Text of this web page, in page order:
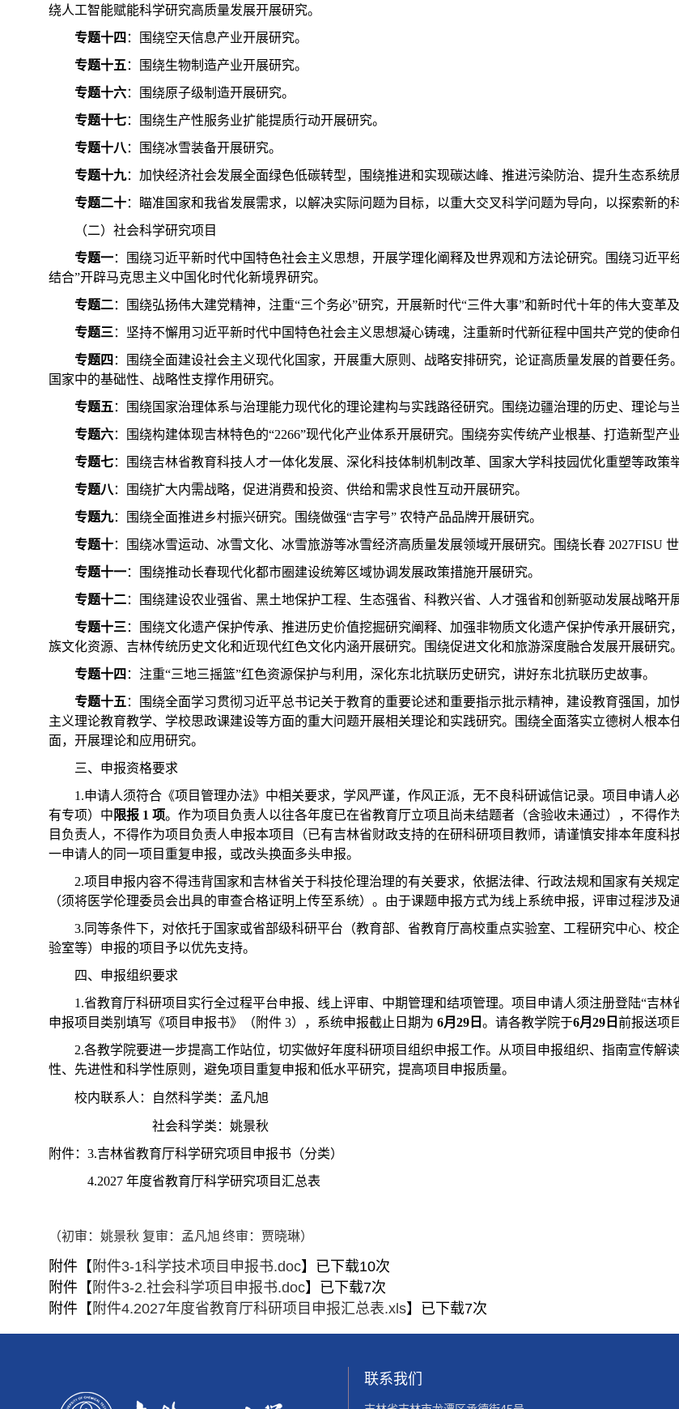
绕人工智能赋能科学研究高质量发展开展研究。
专题十四 ：围绕空天信息产业开展研究。
专题十五 ：围绕生物制造产业开展研究。
专题十六：围绕原子级制造开展研究。
专题十七：围绕生产性服务业扩能提质行动开展研究。
专题十八 ：围绕冰雪装备开展研究。
专题十九：加快经济社会发展全面绿色低碳转型，围绕推进和实现碳达峰、推进污染防治、提升生态系统
专题二十：瞄准国家和我省发展需求，以解决实际问题为目标，以重大交叉科学问题为导向，以探索新的
（二）社会科学研究项目
专题一：围绕习近平新时代中国特色社会主义思想，开展学理化阐释及世界观和方法论研究。围绕习近
结合”开辟马克思主义中国化时代化新境界研究。
专题二：围绕弘扬伟大建党精神，注重“三个务必”研究，开展新时代“三件大事”和新时代十年的伟大变革
专题三：坚持不懈用习近平新时代中国特色社会主义思想凝心铸魂，注重新时代新征程中国共产党的使命
专题四 ：围绕全面建设社会主义现代化国家，开展重大原则、战略安排研究，论证高质量发展的首要任
国家中的基础性、战略性支撑作用研究。
专题五 ：围绕国家治理体系与治理能力现代化的理论建构与实践路径研究。围绕边疆治理的历史、理论与
专题六：围绕构建体现吉林特色的“2266”现代化产业体系开展研究。围绕夯实传统产业根基、打造新型产
专题七：围绕吉林省教育科技人才一体化发展、深化科技体制机制改革、国家大学科技园优化重塑等政策
专题八 ：围绕扩大内需战略，促进消费和投资、供给和需求良性互动开展研究。
专题九：围绕全面推进乡村振兴研究。围绕做强“吉字号” 农特产品品牌开展研究。
专题十：围绕冰雪运动、冰雪文化、冰雪旅游等冰雪经济高质量发展领域开展研究。围绕长春 2027FISU
专题十一：围绕推动长春现代化都市圈建设统筹区域协调发展政策措施开展研究。
专题十二：围绕建设农业强省、黑土地保护工程、生态强省、科教兴省、人才强省和创新驱动发展战略开
专题十三：围绕文化遗产保护传承、推进历史价值挖掘研究阐释、加强非物质文化遗产保护传承开展研
族文化资源、吉林传统历史文化和近现代红色文化内涵开展研究。围绕促进文化和旅游深度融合发展开展研究。
专题十四 ：注重“三地三摇篮”红色资源保护与利用，深化东北抗联历史研究，讲好东北抗联历史故事。
专题十五 ：围绕全面学习贯彻习近平总书记关于教育的重要论述和重要指示批示精神，建设教育强国，
主义理论教育教学、学校思政课建设等方面的重大问题开展相关理论和实践研究。围绕全面落实立德树人根
面，开展理论和应用研究。
三、申报资格要求
1.申请人须符合《项目管理办法》中相关要求，学风严谨，作风正派，无不良科研诚信记录。项目申请
有专项）中 限报 1 项。作为项目负责人以往各年度已在省教育厅立项且尚未结题者（含验收未通过），不得
目负责人，不得作为项目负责人申报本项目
（已有吉林省财政支持的在研科研项目教师，请谨慎安排本年度科
一申请人的同一项目重复申报，或改头换面多头申报。
2.项目申报内容不得违背国家和吉林省关于科技伦理治理的有关要求，依据法律、行政法规和国家有关
（须将医学伦理委员会出具的审查合格证明上传至系统）。由于课题申报方式为线上系统申报，评审过程涉及
3.同等条件下，对依托于国家或省部级科研平台（教育部、省教育厅高校重点实验室、工程研究中心、
验室等）申报的项目予以优先支持。
四、申报组织要求
1.省教育厅科研项目实行全过程平台申报、线上评审、中期管理和结项管理。项目申请人须注册登陆“吉林
申报项目类别填写《项目申报书》（附件 3），系统申报截止日期为 6月29日 。请各教学院于6月29日 前报送项
2.各教学院要进一步提高工作站位，切实做好年度科研项目组织申报工作。从项目申报组织、指南宣传解
性、先进性和科学性原则，避免项目重复申报和低水平研究，提高项目申报质量。
校内联系人：自然科学类：孟凡旭
社会科学类：姚景秋
附件：3.吉林省教育厅科学研究项目申报书（分类）
4.2027 年度省教育厅科学研究项目汇总表
（初审：姚景秋 复审：孟凡旭终审：贾晓琳）
附件【 附件3-1科学技术项目申报书.doc】已下载10次
附件【 附件3-2.社会科学项目申报书.doc】已下载7次
附件【 附件4.2027年度省教育厅科研项目申报汇总表.xls】已下载7次
联系我们